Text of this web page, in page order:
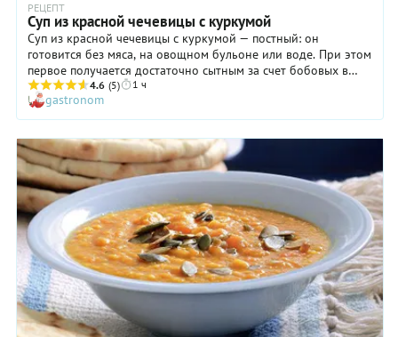
РЕЦЕПТ
Суп из красной чечевицы с куркумой
Суп из красной чечевицы с куркумой — постный: он
готовится без мяса, на овощном бульоне или воде. При этом
первое получается достаточно сытным за счет бобовых в
составе. Некоторые еще и кладут в такое первое картофель,
но, нам это кажется совершенно лишним: дополнительные
калории и простые углеводы никому не нужны. Вкус
чечевичного супа получается очень выразительным за счет
имбиря, чеснока, куркумы и кориандра. И это тот самый
случай, когда ни у кого не повернется язык назвать такое
постное блюдо унылым или скучным. Подробный рецепт
приготовления супа из красной чечевицы с куркумой уже
ждет вас ниже.
4.6 (5) 1 ч
gastronom